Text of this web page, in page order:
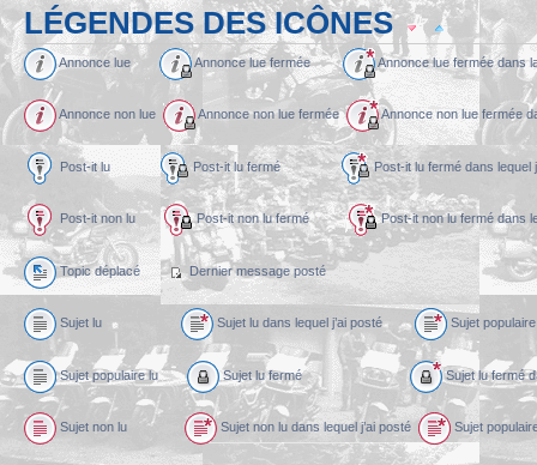
LÉGENDES DES ICÔNES
Annonce lue Annonce lue fermée Annonce lue fermée
Annonce non lue Annonce non lue fermée Annonce non lue fermée
Post-it lu Post-it lu fermé Post-it lu fermé dans
Post-it non lu Post-it non lu fermé Post-it non lu fermé
Topic déplacé Dernier message posté
Sujet lu Sujet lu dans lequel j’ai posté Sujet
Sujet populaire lu Sujet lu fermé Sujet lu fermé
Sujet non lu Sujet non lu dans lequel j’ai posté Sujet